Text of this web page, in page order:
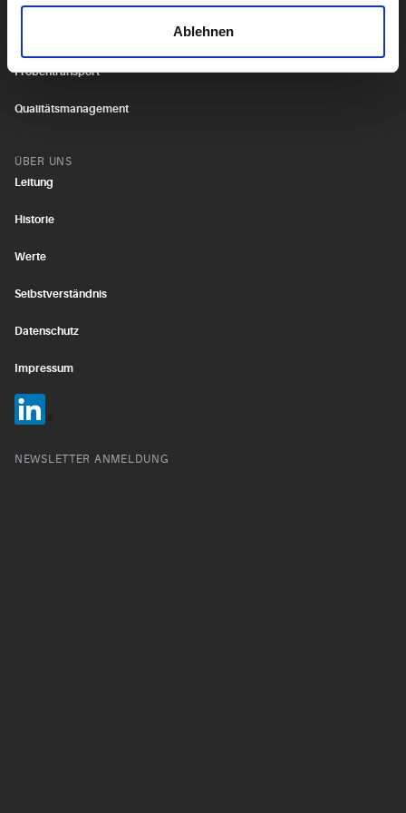
Ablehnen
Probentransport
Qualitätsmanagement
ÜBER UNS
Leitung
Historie
Werte
Selbstverständnis
Datenschutz
Impressum
NEWSLETTER ANMELDUNG